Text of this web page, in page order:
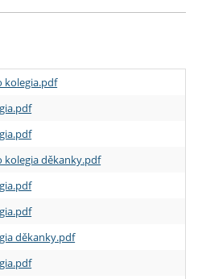
kolegia.pdf
kolegia děkanky.pdf
děkanky.pdf